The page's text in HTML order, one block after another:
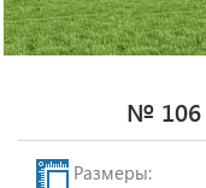
№
Размеры: